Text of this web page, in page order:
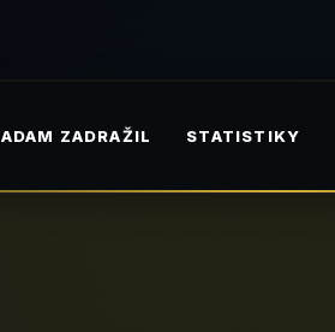
ADAM ZADRAŽIL STATISTIKY